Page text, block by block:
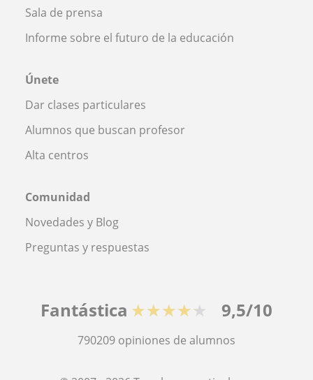
Sala de prensa
Informe sobre el futuro de la educación
Únete
Dar clases particulares
Alumnos que buscan profesor
Alta centros
Comunidad
Novedades y Blog
Preguntas y respuestas
Fantástica ★★★★★ 9,5/10
790209 opiniones de alumnos